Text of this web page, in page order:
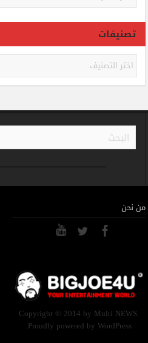
تصنيفات
تصنيفات
من نحن
Copyright © 2014 by Multi NEWS.
Proudly powered by WordPress.